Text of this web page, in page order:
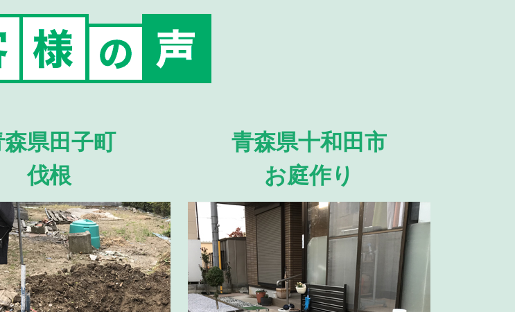
県田子町
伐根
青森県十和田市
お庭作り